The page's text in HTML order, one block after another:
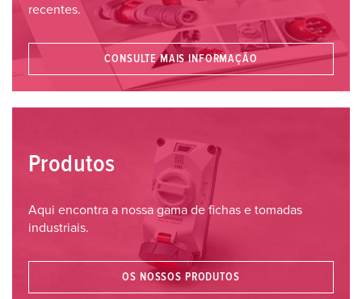
recentes.
CONSULTE MAIS INFORMAÇÃO
Produtos
Aqui encontra a nossa gama de fichas e tomadas
industriais.
OS NOSSOS PRODUTOS